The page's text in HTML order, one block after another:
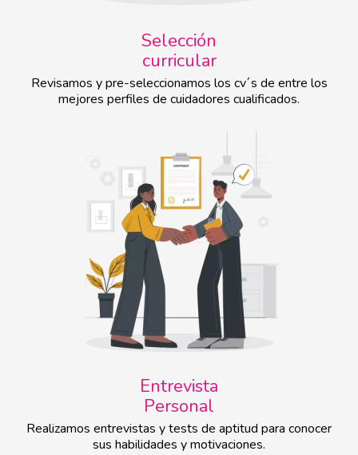
Selección
curricular
Revisamos y pre-seleccionamos los cv´s de entre los
mejores perfiles de cuidadores cualificados.
Entrevista
Personal
Realizamos entrevistas y tests de aptitud para conocer
sus habilidades y motivaciones.